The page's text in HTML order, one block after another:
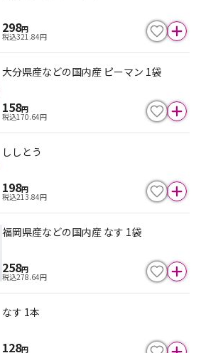
298円
税込321.84円
大分県産などの国内産 ピーマン 1袋
158円
税込170.64円
ししとう
198円
税込213.84円
福岡県産などの国内産 なす 1袋
258円
税込278.64円
なす 1本
128円